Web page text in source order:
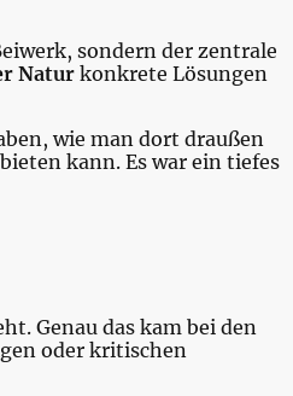
sondern der zentrale
Naturkonkrete Lösungen
wie man dort draußen
kann. Es war ein tiefes
Genau das kam bei den
oder kritischen